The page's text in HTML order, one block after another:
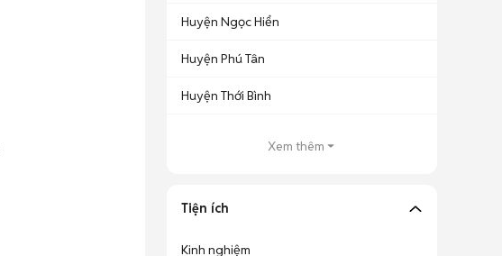
Huyện Ngọc Hiển
Huyện Phú Tân
Huyện Thới Bình
Xem thêm
Tiện ích
Kinh nghiệm